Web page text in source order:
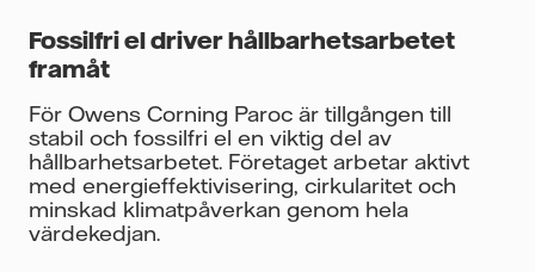
Fossilfri el driver hållbarhetsarbetet
framåt
För Owens Corning Paroc är tillgången till
stabil och fossilfri el en viktig del av
hållbarhetsarbetet. Företaget arbetar aktivt
med energieffektivisering, cirkularitet och
minskad klimatpåverkan genom hela
värdekedjan.